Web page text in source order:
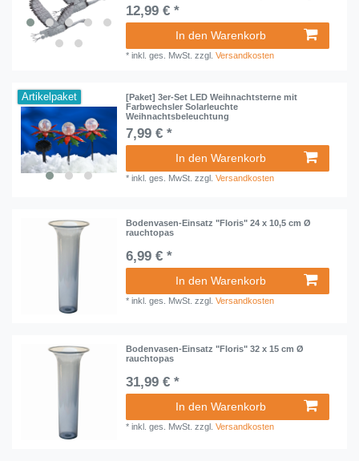
12,99 € *
In den Warenkorb
*inkl. ges. MwSt. zzgl.Versandkosten
Artikelpaket
[Paket] 3er-Set LED Weihnachtsterne mit
Farbwechsler Solarleuchte
Weihnachtsbeleuchtung
7,99 € *
In den Warenkorb
*inkl. ges. MwSt. zzgl.Versandkosten
Bodenvasen-Einsatz "Floris" 24 x 10,5 cm Ø
rauchtopas
6,99 € *
In den Warenkorb
*inkl. ges. MwSt. zzgl.Versandkosten
Bodenvasen-Einsatz "Floris" 32 x 15 cm Ø
rauchtopas
31,99 € *
In den Warenkorb
*inkl. ges. MwSt. zzgl.Versandkosten